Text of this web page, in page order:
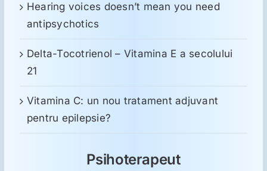
Hearing voices doesn’t mean you need
antipsychotics
Delta-Tocotrienol – Vitamina E a secolului
21
Vitamina C: un nou tratament adjuvant
pentru epilepsie?
Psihoterapeut